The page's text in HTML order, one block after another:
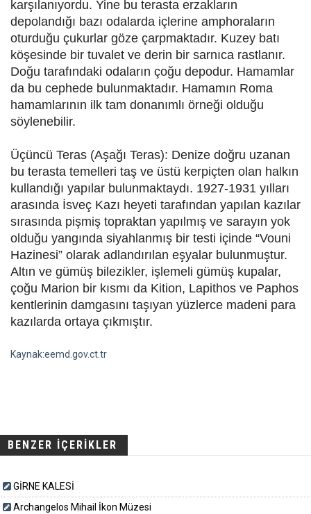
karşılanıyordu. Yine bu terasta erzakların
depolandığı bazı odalarda içlerine amphoraların
oturduğu çukurlar göze çarpmaktadır. Kuzey batı
köşesinde bir tuvalet ve derin bir sarnıca rastlanır.
Doğu tarafındaki odaların çoğu depodur. Hamamlar
da bu cephede bulunmaktadır. Hamamın Roma
hamamlarının ilk tam donanımlı örneği olduğu
söylenebilir.
Üçüncü Teras (Aşağı Teras): Denize doğru uzanan
bu terasta temelleri taş ve üstü kerpiçten olan halkın
kullandığı yapılar bulunmaktaydı. 1927-1931 yılları
arasında İsveç Kazı heyeti tarafından yapılan kazılar
sırasında pişmiş topraktan yapılmış ve sarayın yok
olduğu yangında siyahlanmış bir testi içinde “Vouni
Hazinesi” olarak adlandırılan eşyalar bulunmuştur.
Altın ve gümüş bilezikler, işlemeli gümüş kupalar,
çoğu Marion bir kısmı da Kition, Lapithos ve Paphos
kentlerinin damgasını taşıyan yüzlerce madeni para
kazılarda ortaya çıkmıştır.
Kaynak:eemd.gov.ct.tr
BENZER İÇERİKLER
GİRNE KALESİ
Archangelos Mihail İkon Müzesi